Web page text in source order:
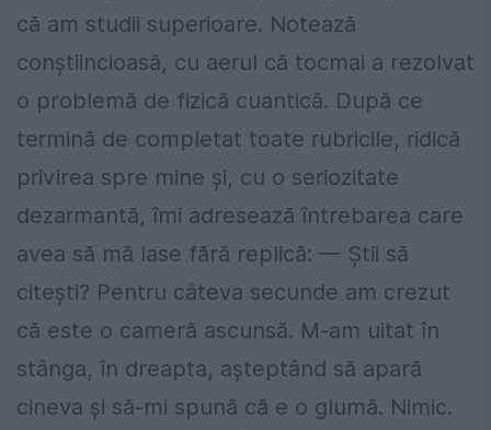
că am studii superioare. Notează
conștiincioasă, cu aerul că tocmai a rezolvat
o problemă de fizică cuantică. După ce
termină de completat toate rubricile, ridică
privirea spre mine și, cu o seriozitate
dezarmantă, îmi adresează întrebarea care
avea să mă lase fără replică: — Știi să
citești? Pentru câteva secunde am crezut
că este o cameră ascunsă. M-am uitat în
stânga, în dreapta, așteptând să apară
cineva și să-mi spună că e o glumă. Nimic.